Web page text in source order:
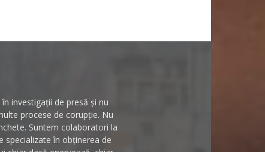
investigații de presă și nu
procese de corupție. Nu
Suntem colaboratori la
specializate în obținerea de